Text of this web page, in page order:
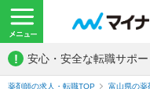
! 安心・安全な転職サポー
薬剤師の求人・転職TOP 富山県の薬